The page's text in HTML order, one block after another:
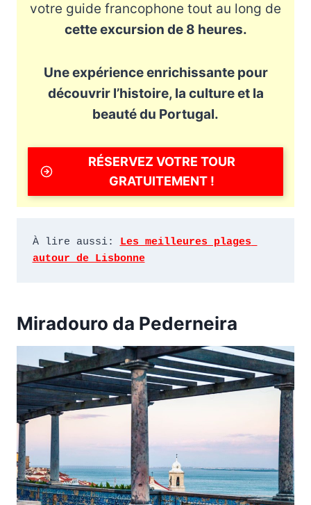
votre guide francophone tout au long de
cette excursion de 8 heures.
Une expérience enrichissante pour
découvrir l’histoire, la culture et la
beauté du Portugal.
RÉSERVEZ VOTRE TOUR
GRATUITEMENT !
À lire aussi: Les meilleures plages
autour de Lisbonne
Miradouro da Pederneira